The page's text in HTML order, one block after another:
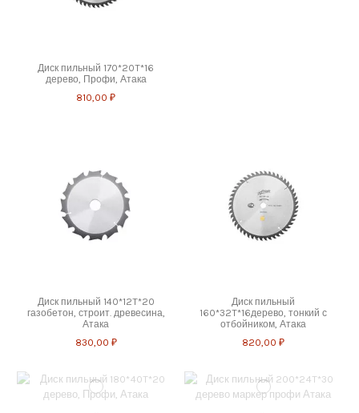
Диск пильный 170*20T*16
дерево, Профи, Атака
810,00 ₽
Диск пильный 140*12T*20
газобетон, строит. древесина,
Атака
830,00 ₽
Диск пильный
160*32T*16дерево, тонкий с
отбойником, Атака
820,00 ₽